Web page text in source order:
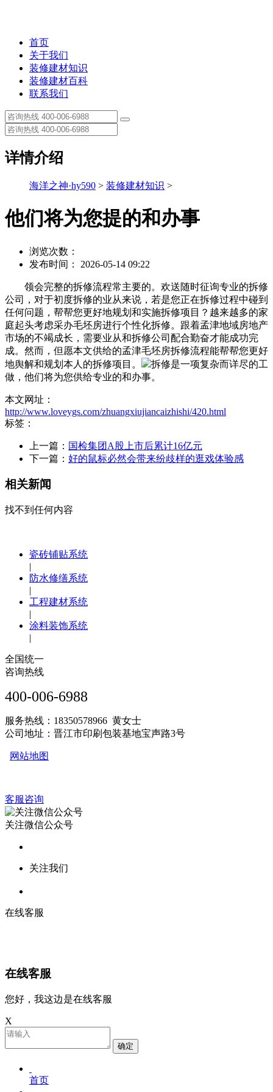
首页
关于我们
装修建材知识
装修建材百科
联系我们
详情介绍
海洋之神·hy590 > 装修建材知识 >
他们将为您提的和办事
浏览次数：
发布时间： 2026-05-14 09:22
领会完整的拆修流程常主要的。欢送随时征询专业的拆修
公司，对于初度拆修的业从来说，若是您正在拆修过程中碰到
任何问题，帮帮您更好地规划和实施拆修项目？越来越多的家
庭起头考虑采办毛坯房进行个性化拆修。跟着孟津地域房地产
市场的不竭成长，需要业从和拆修公司配合勤奋才能成功完
成。然而，但愿本文供给的孟津毛坯房拆修流程能帮帮您更好
地舆解和规划本人的拆修项目。
拆修是一项复杂而详尽的工
做，他们将为您供给专业的和办事。
本文网址：
http://www.loveygs.com/zhuangxiujiancaizhishi/420.html
标签：
上一篇： 国检集团A股上市后累计16亿元
下一篇： 好的鼠标必然会带来纷歧样的逛戏体验感
相关新闻
找不到任何内容
瓷砖铺贴系统
|
防水修缮系统
|
工程建材系统
|
涂料装饰系统
|
全国统一
咨询热线
400-006-6988
服务热线：18350578966 黄女士
公司地址：晋江市印刷包装基地宝声路3号
网站地图
客服咨询
关注微信公众号
关注我们
在线客服
在线客服
您好，我这边是在线客服
X
确定
首页